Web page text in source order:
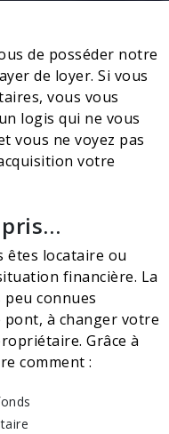
de posséder notre
de loyer. Si vous
vous vous
logis qui ne vous
vous ne voyez pas
votre
pris…
êtes locataire ou
financière. La
connues
à changer votre
Grâce à
comment :